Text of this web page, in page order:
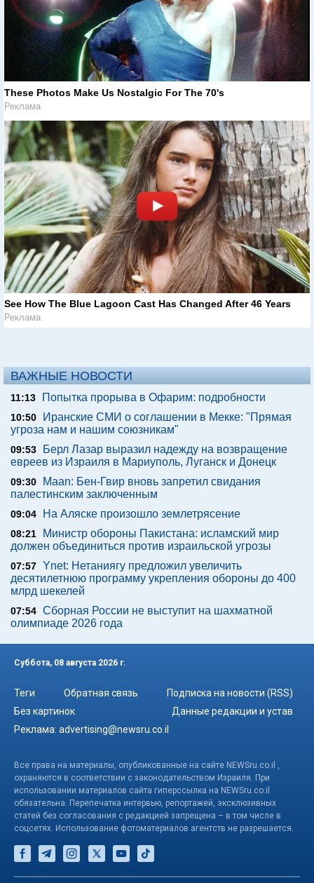
These Photos Make Us Nostalgic For The 70's
Реклама
See How The Blue Lagoon Cast Has Changed After 46 Years
Реклама
ВАЖНЫЕ НОВОСТИ
11:13 Попытка прорыва в Офарим: подробности
10:50
Иранские СМИ о соглашении в Мекке: "Прямая
угроза нам и нашим союзникам"
09:53
Берл Лазар выразил надежду на возвращение
евреев из Израиля в Мариуполь, Луганск и Донецк
09:30
Maan: Бен-Гвир вновь запретил свидания
палестинским заключенным
09:04 На Аляске произошло землетрясение
08:21
Министр обороны Пакистана: исламский мир
должен объединиться против израильской угрозы
07:57 Ynet: Нетаниягу предложил увеличить
десятилетнюю программу укрепления обороны до 400
млрд шекелей
07:54 Сборная России не выступит на шахматной
олимпиаде 2026 года
Суббота, 08 августа 2026 г.
Теги Обратная связь
Подписка на новости (RSS)
Без картинок
Данные редакции и устав
Реклама: advertising@newsru.co.il
Все права на материалы, опубликованные на сайте NEWSru.co.il ,
охраняются в соответствии с законодательством Израиля. При
использовании материалов сайта гиперссылка на NEWSru.co.il
обязательна. Перепечатка интервью, репортажей, эксклюзивных
статей без согласования с редакцией запрещена – в том числе в
соцсетях. Использование фотоматериалов агентств не разрешается.